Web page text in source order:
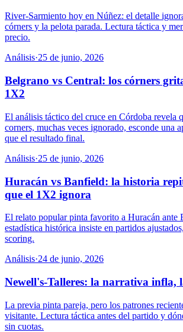
River-Sarmiento hoy en Núñez: el detalle
córners y la pelota parada. Lectura táctica y
precio.
Análisis·25 de junio, 2026
Belgrano vs Central: los córners
1X2
El análisis táctico del cruce en Córdoba revela
corners, muchas veces ignorado, esconde una
que el resultado final.
Análisis·25 de junio, 2026
Huracán vs Banfield: la historia
que el 1X2 ignora
El relato popular pinta favorito a Huracán ante
estadística histórica insiste en partidos
scoring.
Análisis·24 de junio, 2026
Newell's-Talleres: la narrativa infla,
La previa pinta pareja, pero los patrones
visitante. Lectura táctica antes del partido y
sin cuotas.